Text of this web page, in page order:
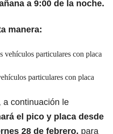
a 9:00 de la noche.
manera:
vehículos particulares con placa
particulares con placa
a continuación le
el pico y placa desde
28 de febrero, para